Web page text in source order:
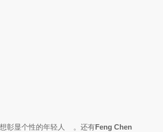
彰显个性的年轻人 。还有Feng Chen